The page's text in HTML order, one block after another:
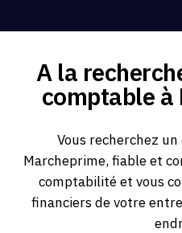
A la
comptable à
Vous recherchez
Marcheprime, fiable et
comptabilité et vous
financiers de votre